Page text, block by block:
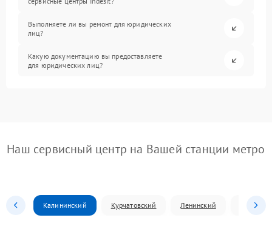
Выполняете ли вы ремонт для юридических
лиц?
Какую документацию вы предоставляете
для юридических лиц?
Наш сервисный центр на Вашей станции метро
Калининский Курчатовский Ленинский